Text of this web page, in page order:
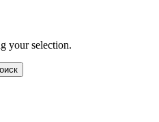
your selection.